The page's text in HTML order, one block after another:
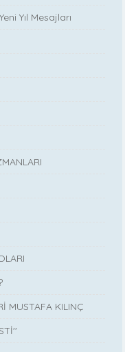
Yıl Mesajları
MUSTAFA KILINÇ